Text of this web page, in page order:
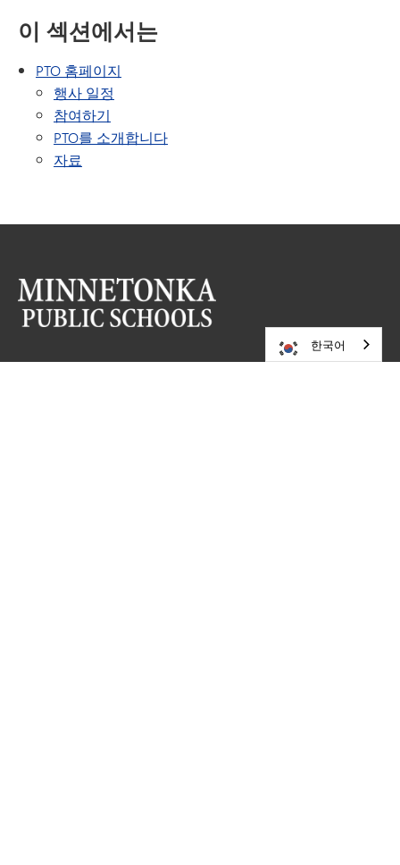
이 섹션에서는
PTO 홈페이지
행사 일정
참여하기
PTO를 소개합니다
자료
한국어